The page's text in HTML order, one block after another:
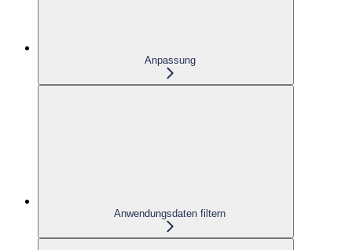
Anpassung
Anwendungsdaten filtern